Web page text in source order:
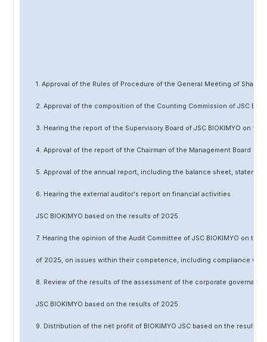
1. Approval of the Rules of Procedure of the General Meeting of
2. Approval of the composition of the Counting Commission of JSC
3. Hearing the report of the Supervisory Board of JSC BIOKIMYO on
4. Approval of the report of the Chairman of the Management Board
5. Approval of the annual report, including the balance sheet,
6. Hearing the external auditor's report on financial activities
JSC BIOKIMYO based on the results of 2025.
7. Hearing the opinion of the Audit Committee of JSC BIOKIMYO on the
of 2025, on issues within their competence, including compliance
8. Review of the results of the assessment of the corporate
JSC BIOKIMYO based on the results of 2025.
9. Distribution of the net profit of BIOKIMYO JSC based on the results